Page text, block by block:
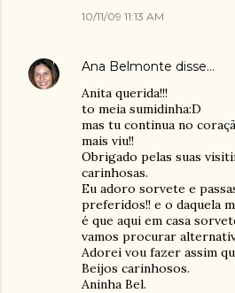
10/11/09 11:13 AM
Ana Belmonte disse…
Anita querida!!!
to meia sumidinha:D
mas tu continua no
mais viu!!
Obrigado pelas suas
carinhosas.
Eu adoro sorvete e
preferidos!! e o daquela
é que aqui em casa
vamos procurar
Adorei vou fazer assim
Beijos carinhosos.
Aninha Bel.